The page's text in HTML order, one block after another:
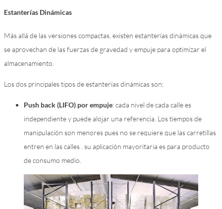
Estanterías Dinámicas
Más allá de las versiones compactas, existen estanterías dinámicas que
se aprovechan de las fuerzas de gravedad y empuje para optimizar el
almacenamiento.
Los dos principales tipos de estanterías dinámicas son:
Push back (LIFO) por empuje: cada nivel de cada calle es
independiente y puede alojar una referencia. Los tiempos de
manipulación son menores pues no se requiere que las carretillas
entren en las calles . su aplicación mayoritaria es para producto
de consumo medio.